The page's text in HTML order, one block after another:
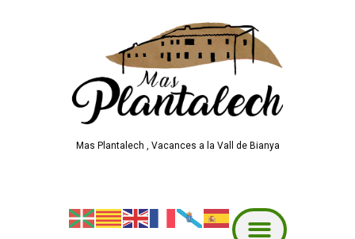
Mas Plantalech , Vacances a la Vall de Bianya